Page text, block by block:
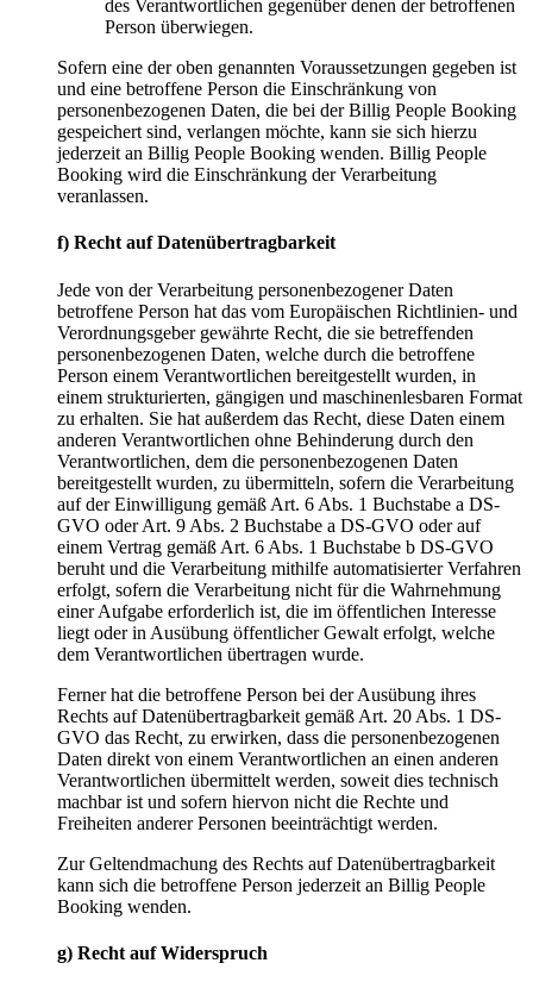
des Verantwortlichen gegenüber denen der betroffenen
Person überwiegen.
Sofern eine der oben genannten Voraussetzungen gegeben ist
und eine betroffene Person die Einschränkung von
personenbezogenen Daten, die bei der Billig People Booking
gespeichert sind, verlangen möchte, kann sie sich hierzu
jederzeit an Billig People Booking wenden. Billig People
Booking wird die Einschränkung der Verarbeitung
veranlassen.
f) Recht auf Datenübertragbarkeit
Jede von der Verarbeitung personenbezogener Daten
betroffene Person hat das vom Europäischen Richtlinien- und
Verordnungsgeber gewährte Recht, die sie betreffenden
personenbezogenen Daten, welche durch die betroffene
Person einem Verantwortlichen bereitgestellt wurden, in
einem strukturierten, gängigen und maschinenlesbaren Format
zu erhalten. Sie hat außerdem das Recht, diese Daten einem
anderen Verantwortlichen ohne Behinderung durch den
Verantwortlichen, dem die personenbezogenen Daten
bereitgestellt wurden, zu übermitteln, sofern die Verarbeitung
auf der Einwilligung gemäß Art. 6 Abs. 1 Buchstabe a DS-
GVO oder Art. 9 Abs. 2 Buchstabe a DS-GVO oder auf
einem Vertrag gemäß Art. 6 Abs. 1 Buchstabe b DS-GVO
beruht und die Verarbeitung mithilfe automatisierter Verfahren
erfolgt, sofern die Verarbeitung nicht für die Wahrnehmung
einer Aufgabe erforderlich ist, die im öffentlichen Interesse
liegt oder in Ausübung öffentlicher Gewalt erfolgt, welche
dem Verantwortlichen übertragen wurde.
Ferner hat die betroffene Person bei der Ausübung ihres
Rechts auf Datenübertragbarkeit gemäß Art. 20 Abs. 1 DS-
GVO das Recht, zu erwirken, dass die personenbezogenen
Daten direkt von einem Verantwortlichen an einen anderen
Verantwortlichen übermittelt werden, soweit dies technisch
machbar ist und sofern hiervon nicht die Rechte und
Freiheiten anderer Personen beeinträchtigt werden.
Zur Geltendmachung des Rechts auf Datenübertragbarkeit
kann sich die betroffene Person jederzeit an Billig People
Booking wenden.
g) Recht auf Widerspruch